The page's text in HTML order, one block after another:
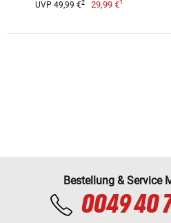
UVP 49,99 €2 29,99 €1
Bestellung & Service
0049 40